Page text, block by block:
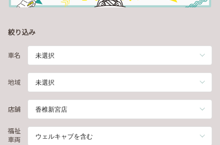
絞り込み
車名
地域
店舗
福祉
車両